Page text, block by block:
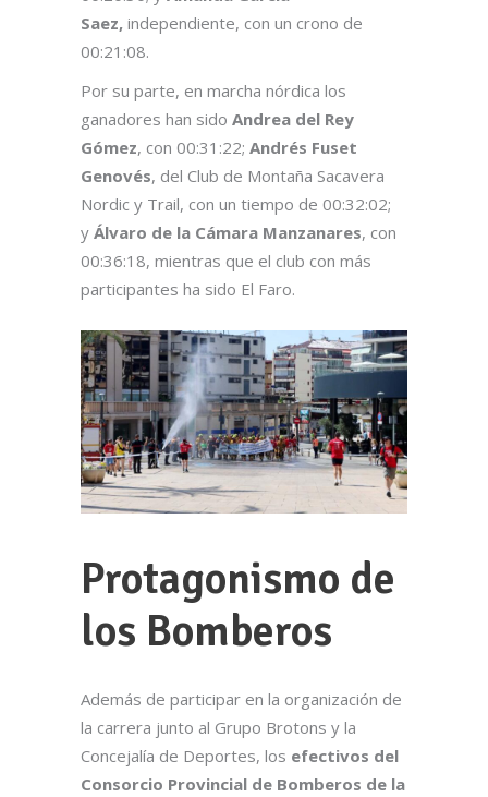
Saez, independiente, con un crono de
00:21:08.
Por su parte, en marcha nórdica los
ganadores han sido Andrea del Rey
Gómez, con 00:31:22; Andrés Fuset
Genovés, del Club de Montaña Sacavera
Nordic y Trail, con un tiempo de 00:32:02;
y Álvaro de la Cámara Manzanares, con
00:36:18, mientras que el club con más
participantes ha sido El Faro.
Protagonismo de
los Bomberos
Además de participar en la organización de
la carrera junto al Grupo Brotons y la
Concejalía de Deportes, los efectivos del
Consorcio Provincial de Bomberos de la